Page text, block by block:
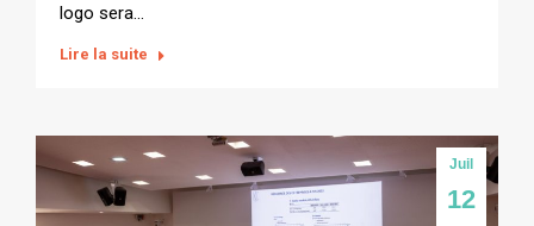
logo sera…
Lire la suite
Juil
12